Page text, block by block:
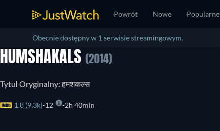
Powrót Nowe Popularne
Obecnie dostępny w 1 serwisie streamingowym.
HUMSHAKALS (2014)
Tytuł Oryginalny: हमशकल्स
1.8 (9.3k) 12 2h 40min